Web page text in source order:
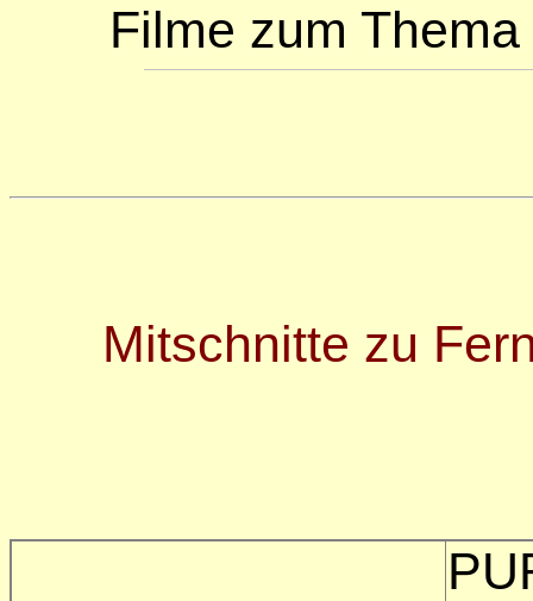
Filme zum
Mitschnitte zu